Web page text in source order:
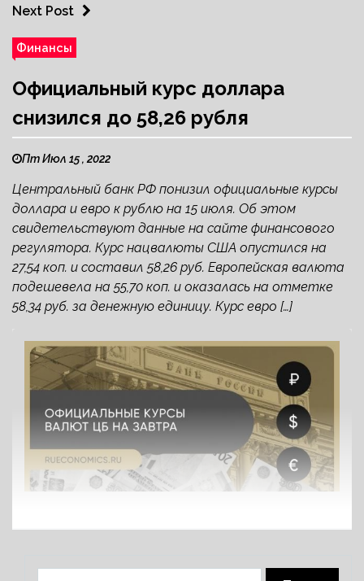
Next Post
Финансы
Официальный курс доллара
снизился до 58,26 рубля
Пт Июл 15 , 2022
Центральный банк РФ понизил официальные курсы
доллара и евро к рублю на 15 июля. Об этом
свидетельствуют данные на сайте финансового
регулятора. Курс нацвалюты США опустился на
27,54 коп. и составил 58,26 руб. Европейская валюта
подешевела на 55,70 коп. и оказалась на отметке
58,34 руб. за денежную единицу. Курс евро […]